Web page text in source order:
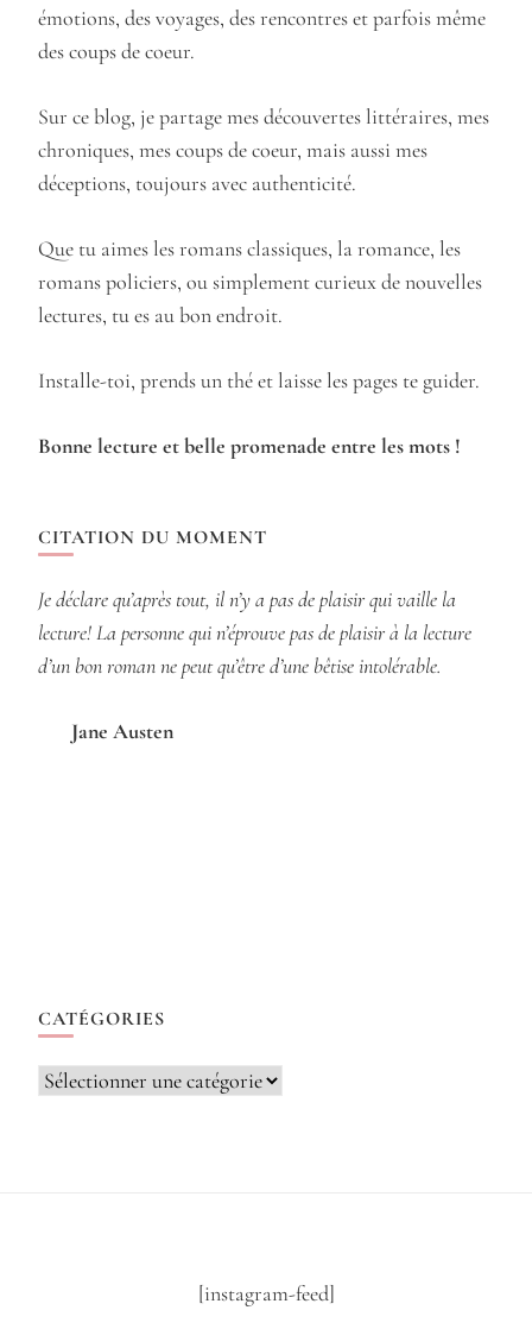
émotions, des voyages, des rencontres et parfois même
des coups de coeur.
Sur ce blog, je partage mes découvertes littéraires, mes
chroniques, mes coups de coeur, mais aussi mes
déceptions, toujours avec authenticité.
Que tu aimes les romans classiques, la romance, les
romans policiers, ou simplement curieux de nouvelles
lectures, tu es au bon endroit.
Installe-toi, prends un thé et laisse les pages te guider.
Bonne lecture et belle promenade entre les mots !
CITATION DU MOMENT
Je déclare qu’après tout, il n’y a pas de plaisir qui vaille la
lecture! La personne qui n’éprouve pas de plaisir à la lecture
d’un bon roman ne peut qu’être d’une bêtise intolérable.
Jane Austen
CATÉGORIES
Catégories
[instagram-feed]